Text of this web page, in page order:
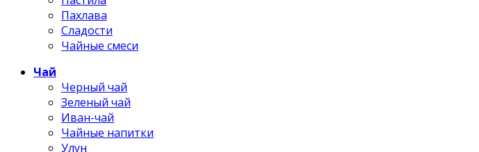
Пахлава
Сладости
Чайные смеси
Чай
Черный чай
Зеленый чай
Иван-чай
Чайные напитки
Улун